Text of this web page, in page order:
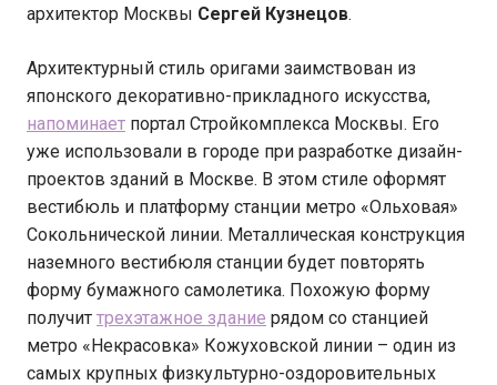
архитектор Москвы Сергей Кузнецов.
Архитектурный стиль оригами заимствован из
японского декоративно-прикладного искусства,
напоминает портал Стройкомплекса Москвы. Его
уже использовали в городе при разработке дизайн-
проектов зданий в Москве. В этом стиле оформят
вестибюль и платформу станции метро «Ольховая»
Сокольнической линии. Металлическая конструкция
наземного вестибюля станции будет повторять
форму бумажного самолетика. Похожую форму
получит трехэтажное здание рядом со станцией
метро «Некрасовка» Кожуховской линии – один из
самых крупных физкультурно-оздоровительных